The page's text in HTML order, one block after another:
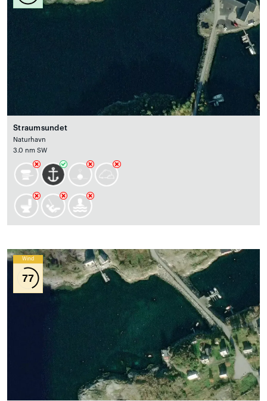
Straumsundet
Naturhavn
3.0 nm SW
Wind
77